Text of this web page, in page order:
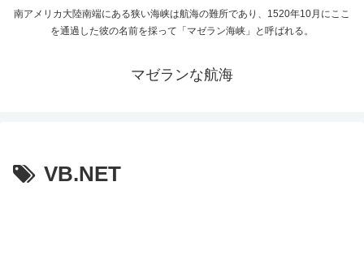
南アメリカ大陸南端にある狭い海峡は航海の難所であり、1520年10月にここ
を通過した彼の名前を採って「マゼラン海峡」と呼ばれる。
マゼランな航海
VB.NET